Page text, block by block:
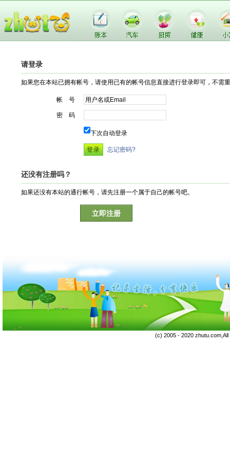
请登录
如果您在本站已拥有帐号，请使用已有的帐号信息直接进行登录即可，不需
帐 号
密 码
下次自动登录
忘记密码?
还没有注册吗？
如果还没有本站的通行帐号，请先注册一个属于自己的帐号吧。
立即注册
(c) 2005 - 2020